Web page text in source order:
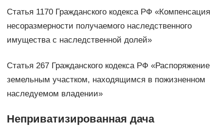
Статья 1170 Гражданского кодекса РФ «Компенсация
несоразмерности получаемого наследственного
имущества с наследственной долей»
Статья 267 Гражданского кодекса РФ «Распоряжение
земельным участком, находящимся в пожизненном
наследуемом владении»
Неприватизированная дача